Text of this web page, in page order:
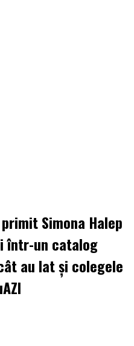
Simona Halep
într-un catalog
au lat și colegele